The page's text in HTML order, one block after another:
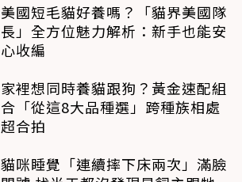
美國短毛貓好養嗎？「貓界美國隊
長」全方位魅力解析：新手也能安
心收編
家裡想同時養貓跟狗？黃金速配組
合「從這8大品種選」跨種族相處
超合拍
貓咪睡覺「連續摔下床兩次」滿臉